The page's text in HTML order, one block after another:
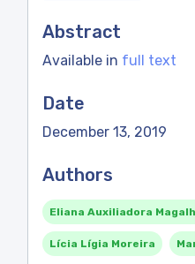
Abstract
Available in full text
Date
December 13, 2019
Authors
Eliana Auxiliadora
Lícia Lígia Moreira